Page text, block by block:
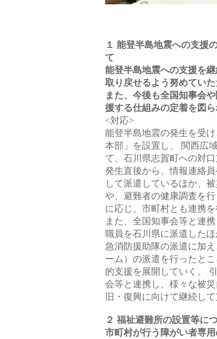
１ 能登半島地震への支援
て
能登半島地震への支援を
取り戻せるよう努めてい
また、今後も全国知事会
援する仕組みの定着を図
<対応>
能登半島地震の発生を受
本部」を設置し、 関西広
て、石川県志賀町への対
発生直後から、情報連絡
して派遣しているほか、
や、避難者の健康調査を
に応じ、市町村とも連携
また、全国知事会等と連
職員を石川県に派遣した
急消防援助隊の派遣に加
ーム）の派遣を行ったと
的支援を展開していく。
会等と連携し、様々な被
旧・復興に向けて継続し
２ 福祉避難所の設置等に
市町村が行う障がい者専